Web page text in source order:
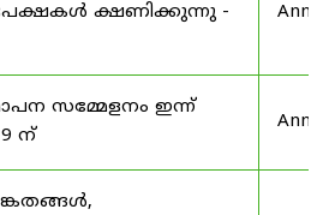
ക്ഷണിക്കുന്നു -
സമ്മേളനം ഇന്ന്
ന്